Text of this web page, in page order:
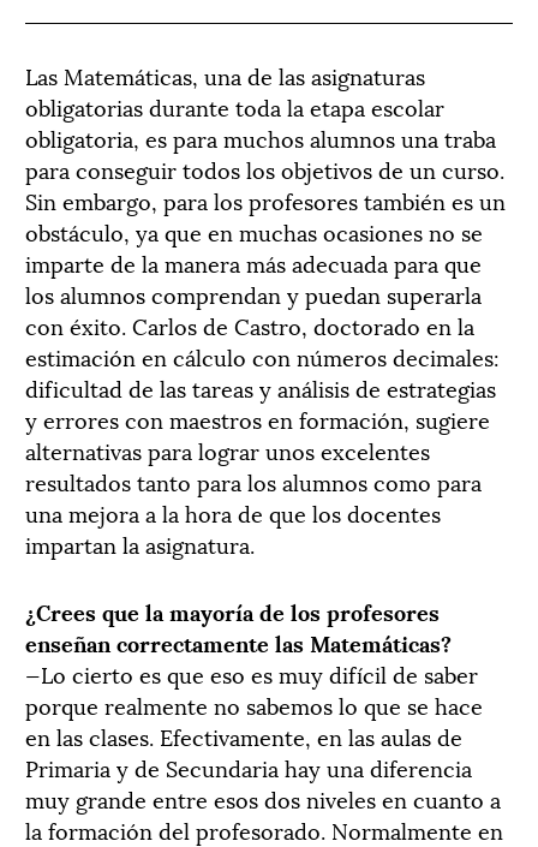
Las Matemáticas, una de las asignaturas
obligatorias durante toda la etapa escolar
obligatoria, es para muchos alumnos una traba
para conseguir todos los objetivos de un curso.
Sin embargo, para los profesores también es un
obstáculo, ya que en muchas ocasiones no se
imparte de la manera más adecuada para que
los alumnos comprendan y puedan superarla
con éxito. Carlos de Castro, doctorado en la
estimación en cálculo con números decimales:
dificultad de las tareas y análisis de estrategias
y errores con maestros en formación, sugiere
alternativas para lograr unos excelentes
resultados tanto para los alumnos como para
una mejora a la hora de que los docentes
impartan la asignatura.
¿Crees que la mayoría de los profesores
enseñan correctamente las Matemáticas?
—Lo cierto es que eso es muy difícil de saber
porque realmente no sabemos lo que se hace
en las clases. Efectivamente, en las aulas de
Primaria y de Secundaria hay una diferencia
muy grande entre esos dos niveles en cuanto a
la formación del profesorado. Normalmente en